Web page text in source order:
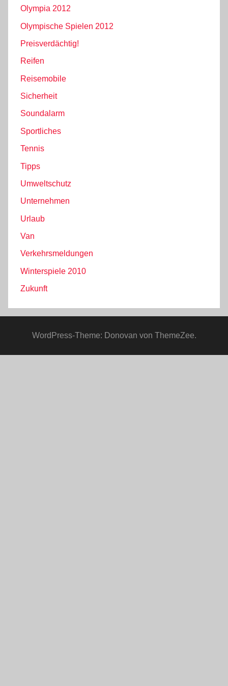
Olympia 2012
Olympische Spielen 2012
Preisverdächtig!
Reifen
Reisemobile
Sicherheit
Soundalarm
Sportliches
Tennis
Tipps
Umweltschutz
Unternehmen
Urlaub
Van
Verkehrsmeldungen
Winterspiele 2010
Zukunft
WordPress-Theme: Donovan von ThemeZee.